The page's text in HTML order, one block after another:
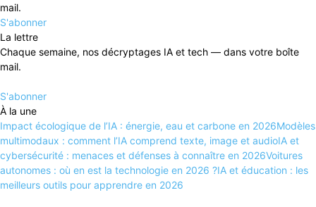
mail.
S'abonner
La lettre
Chaque semaine, nos décryptages IA et tech — dans votre boîte
mail.
S'abonner
À la une
Impact écologique de l’IA : énergie, eau et carbone en 2026Modèles
multimodaux : comment l’IA comprend texte, image et audioIA et
cybersécurité : menaces et défenses à connaître en 2026Voitures
autonomes : où en est la technologie en 2026 ?IA et éducation : les
meilleurs outils pour apprendre en 2026